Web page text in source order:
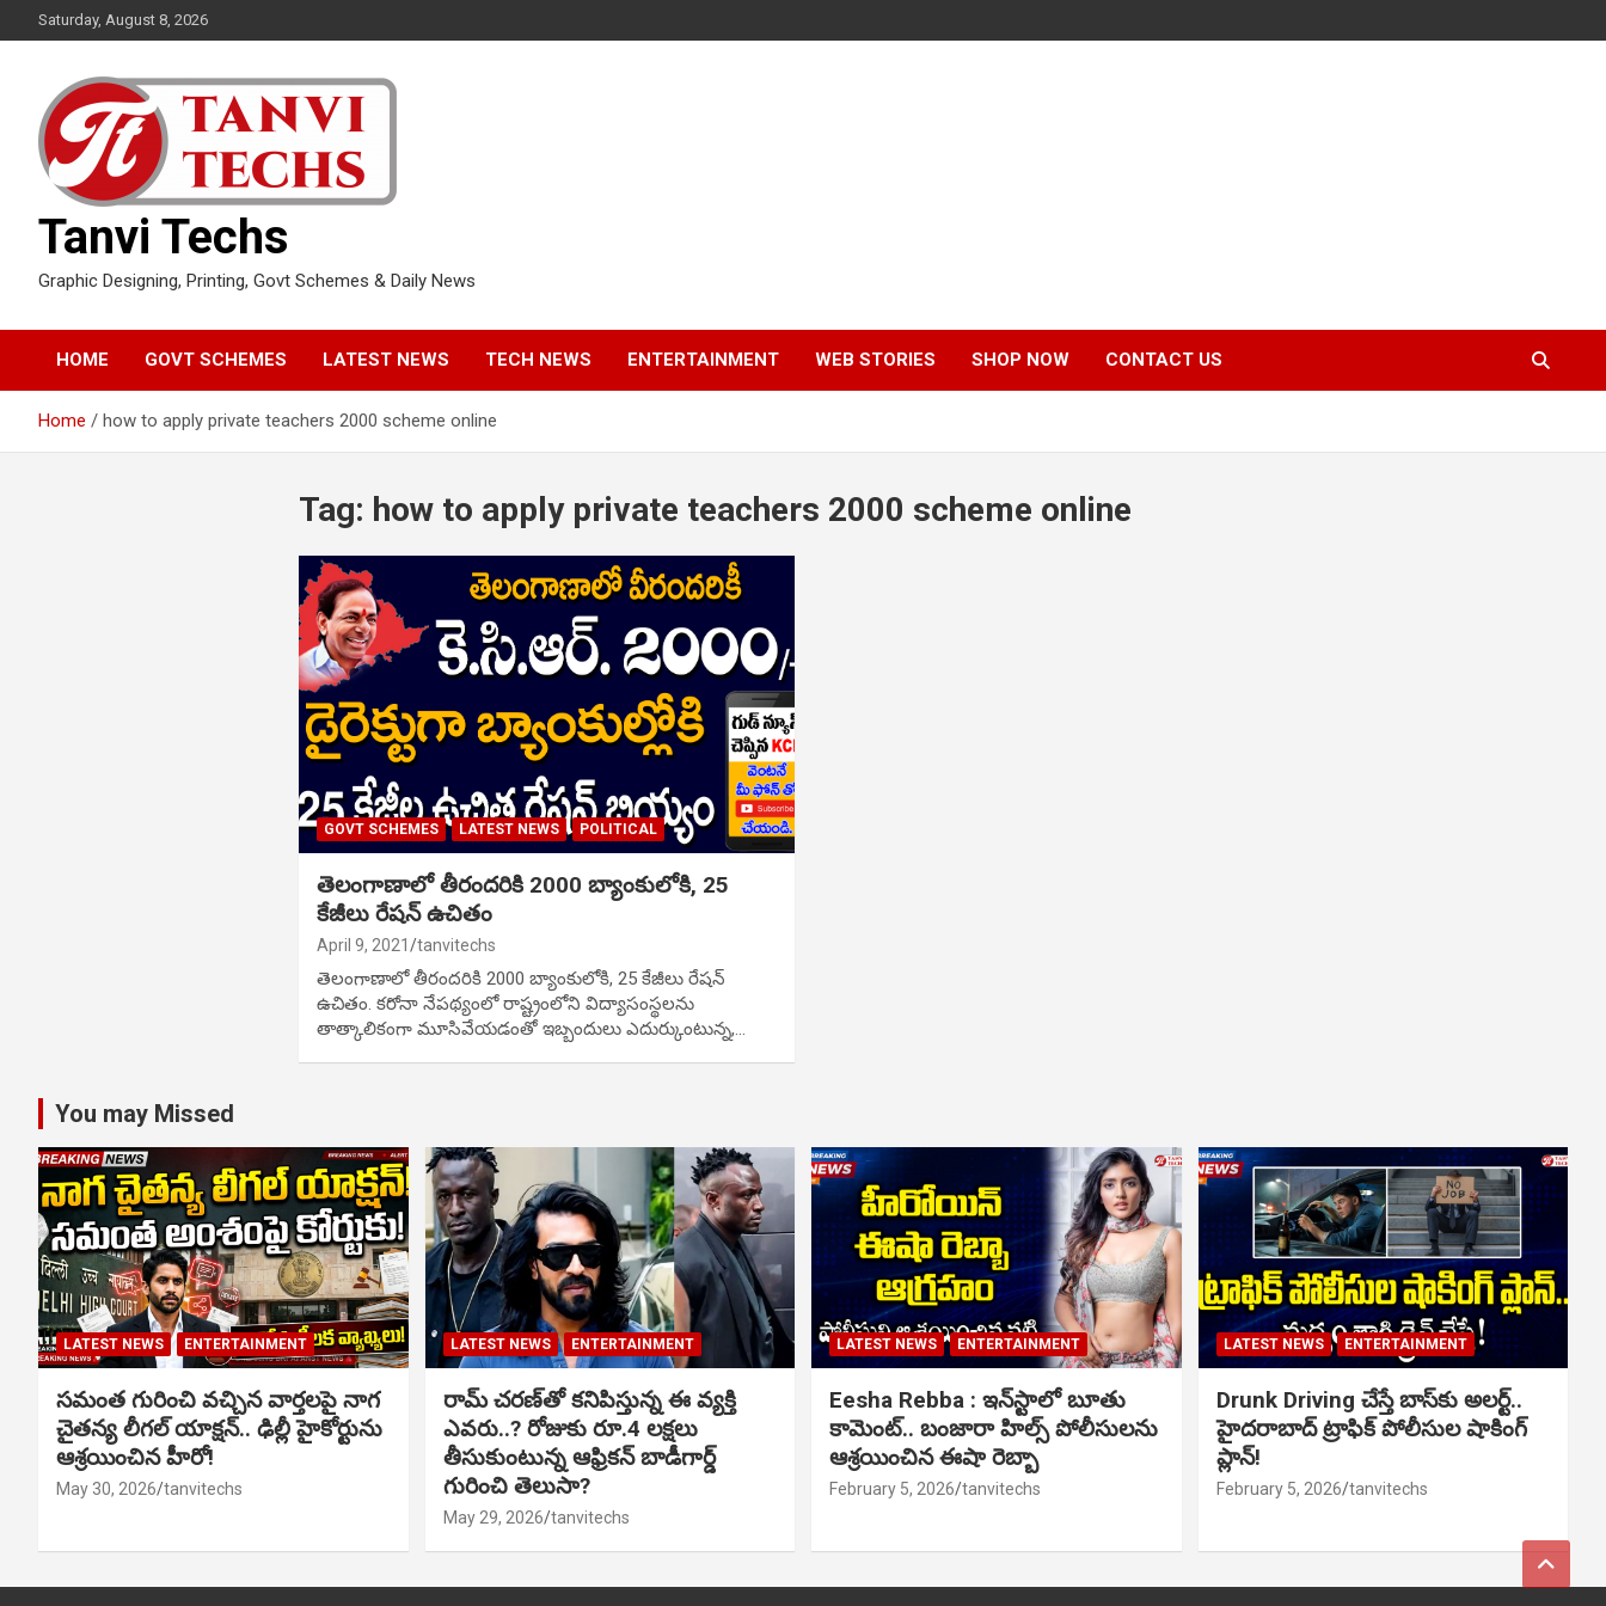
to
Saturday, August 8, 2026
Tanvi Techs
Graphic Designing, Printing, Govt Schemes & Daily News
HOME GOVT SCHEMES LATEST NEWS TECH NEWS ENTERTAINMENT WEB STORIES SHOP NOW CONTACT US
Home how to apply private teachers 2000 scheme online
Tag: how to apply private teachers 2000 scheme online
GOVT SCHEMES LATEST NEWS POLITICAL
తెలంగాణాలో తీరందరికి 2000 బ్యాంకులోకి, 25
కేజీలు రేషన్ ఉచితం
April 9, 2021 tanvitechs
తెలంగాణాలో తీరందరికి 2000 బ్యాంకులోకి, 25 కేజీలు రేషన్
ఉచితం. కరోనా నేపథ్యంలో రాష్ట్రంలోని విద్యాసంస్థలను
తాత్కాలికంగా మూసివేయడంతో ఇబ్బందులు ఎదుర్కుంటున్న,…
You may Missed
LATEST NEWS ENTERTAINMENT
సమంత గురించి వచ్చిన వార్తలపై నాగ
చైతన్య లీగల్ యాక్షన్.. ఢిల్లీ హైకోర్టును
ఆశ్రయించిన హీరో!
May 30, 2026 tanvitechs
LATEST NEWS ENTERTAINMENT
రామ్ చరణ్‌తో కనిపిస్తున్న ఈ వ్యక్తి
ఎవరు..? రోజుకు రూ.4 లక్షలు
తీసుకుంటున్న ఆఫ్రికన్ బాడీగార్డ్
గురించి తెలుసా?
May 29, 2026 tanvitechs
LATEST NEWS ENTERTAINMENT
Eesha Rebba : ఇన్‌స్టాలో బూతు
కామెంట్.. బంజారా హిల్స్ పోలీసులను
ఆశ్రయించిన ఈషా రెబ్బా
February 5, 2026 tanvitechs
LATEST NEWS ENTERTAINMENT
Drunk Driving చేస్తే బాస్‌కు అలర్ట్..
హైదరాబాద్ ట్రాఫిక్ పోలీసుల షాకింగ్
ప్లాన్!
February 5, 2026 tanvitechs